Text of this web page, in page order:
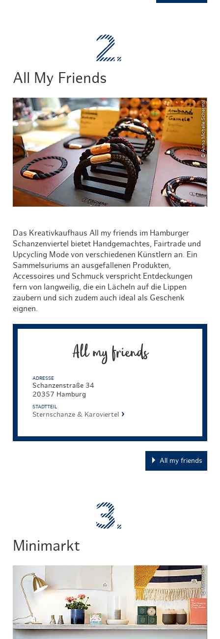
All My Friends
© Anna Michelle Schermal
Das Kreativkaufhaus All my friends im Hamburger
Schanzenviertel bietet Handgemachtes, Fairtrade und
Upcycling Mode von verschiedenen Künstlern an. Ein
Sammelsuriums an ausgefallenen Produkten,
Accessoires und Schmuck verspricht Entdeckungen
fern von langweilig, die ein Lächeln auf die Lippen
zaubern und sich zudem auch ideal als Geschenk
eignen.
All my friends
ADRESSE
Schanzenstraße 34
20357 Hamburg
STADTTEIL
Sternschanze & Karoviertel
All my friends
Minimarkt
© Minimarkt